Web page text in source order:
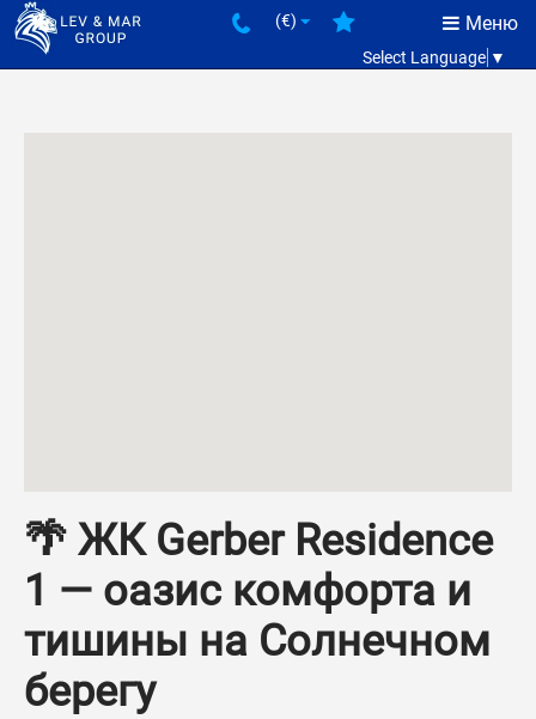
Меню
(€)
Select Language ▼
🌴 ЖК Gerber Residence
1 — оазис комфорта и
тишины на Солнечном
берегу